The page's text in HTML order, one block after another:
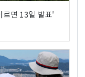
르면 13일 발표'